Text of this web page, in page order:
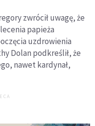
zwrócił uwagę, że
papieża
uzdrowienia
Dolan podkreślił, że
nawet kardynał,